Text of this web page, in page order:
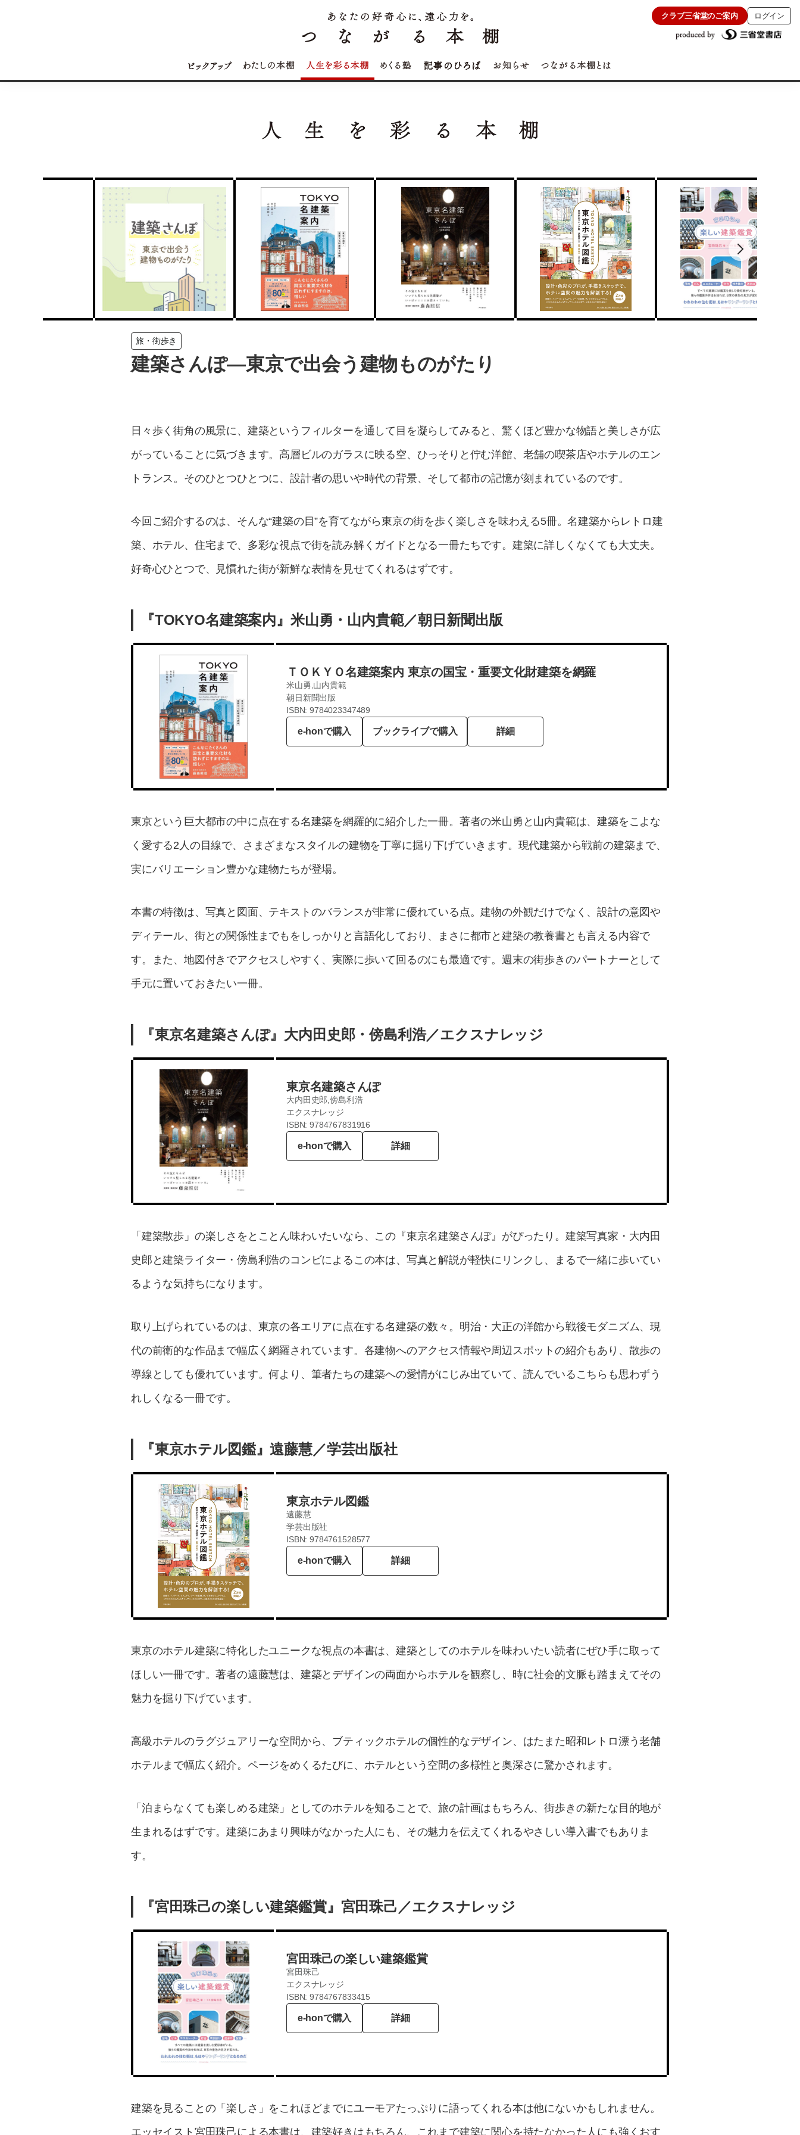
クラブ三省堂のご案内 ログイン
旅・街歩き
建築さんぽ―東京で出会う建物ものがたり
日々歩く街角の風景に、建築というフィルターを通して目を凝らしてみると、驚くほど豊かな物語と美しさが広
がっていることに気づきます。高層ビルのガラスに映る空、ひっそりと佇む洋館、老舗の喫茶店やホテルのエン
トランス。そのひとつひとつに、設計者の思いや時代の背景、そして都市の記憶が刻まれているのです。
今回ご紹介するのは、そんな“建築の目”を育てながら東京の街を歩く楽しさを味わえる5冊。名建築からレトロ建
築、ホテル、住宅まで、多彩な視点で街を読み解くガイドとなる一冊たちです。建築に詳しくなくても大丈夫。
好奇心ひとつで、見慣れた街が新鮮な表情を見せてくれるはずです。
『TOKYO名建築案内』米山勇・山内貴範／朝日新聞出版
ＴＯＫＹＯ名建築案内 東京の国宝・重要文化財建築を網羅
米山勇,山内貴範
朝日新聞出版
ISBN: 9784023347489
e-honで購入 ブックライブで購入 詳細
東京という巨大都市の中に点在する名建築を網羅的に紹介した一冊。著者の米山勇と山内貴範は、建築をこよな
く愛する2人の目線で、さまざまなスタイルの建物を丁寧に掘り下げていきます。現代建築から戦前の建築まで、
実にバリエーション豊かな建物たちが登場。
本書の特徴は、写真と図面、テキストのバランスが非常に優れている点。建物の外観だけでなく、設計の意図や
ディテール、街との関係性までもをしっかりと言語化しており、まさに都市と建築の教養書とも言える内容で
す。また、地図付きでアクセスしやすく、実際に歩いて回るのにも最適です。週末の街歩きのパートナーとして
手元に置いておきたい一冊。
『東京名建築さんぽ』大内田史郎・傍島利浩／エクスナレッジ
東京名建築さんぽ
大内田史郎,傍島利浩
エクスナレッジ
ISBN: 9784767831916
e-honで購入 詳細
「建築散歩」の楽しさをとことん味わいたいなら、この『東京名建築さんぽ』がぴったり。建築写真家・大内田
史郎と建築ライター・傍島利浩のコンビによるこの本は、写真と解説が軽快にリンクし、まるで一緒に歩いてい
るような気持ちになります。
取り上げられているのは、東京の各エリアに点在する名建築の数々。明治・大正の洋館から戦後モダニズム、現
代の前衛的な作品まで幅広く網羅されています。各建物へのアクセス情報や周辺スポットの紹介もあり、散歩の
導線としても優れています。何より、筆者たちの建築への愛情がにじみ出ていて、読んでいるこちらも思わずう
れしくなる一冊です。
『東京ホテル図鑑』遠藤慧／学芸出版社
東京ホテル図鑑
遠藤慧
学芸出版社
ISBN: 9784761528577
e-honで購入 詳細
東京のホテル建築に特化したユニークな視点の本書は、建築としてのホテルを味わいたい読者にぜひ手に取って
ほしい一冊です。著者の遠藤慧は、建築とデザインの両面からホテルを観察し、時に社会的文脈も踏まえてその
魅力を掘り下げています。
高級ホテルのラグジュアリーな空間から、ブティックホテルの個性的なデザイン、はたまた昭和レトロ漂う老舗
ホテルまで幅広く紹介。ページをめくるたびに、ホテルという空間の多様性と奥深さに驚かされます。
「泊まらなくても楽しめる建築」としてのホテルを知ることで、旅の計画はもちろん、街歩きの新たな目的地が
生まれるはずです。建築にあまり興味がなかった人にも、その魅力を伝えてくれるやさしい導入書でもありま
す。
『宮田珠己の楽しい建築鑑賞』宮田珠己／エクスナレッジ
宮田珠己の楽しい建築鑑賞
宮田珠己
エクスナレッジ
ISBN: 9784767833415
e-honで購入 詳細
建築を見ることの「楽しさ」をこれほどまでにユーモアたっぷりに語ってくれる本は他にないかもしれません。
エッセイスト宮田珠己による本書は、建築好きはもちろん、これまで建築に関心を持たなかった人にも強くおす